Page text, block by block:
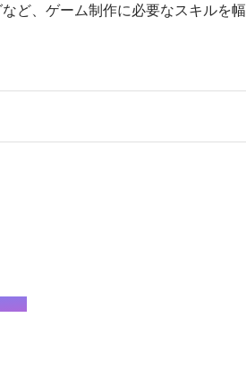
ど、ゲーム制作に必要なスキルを幅